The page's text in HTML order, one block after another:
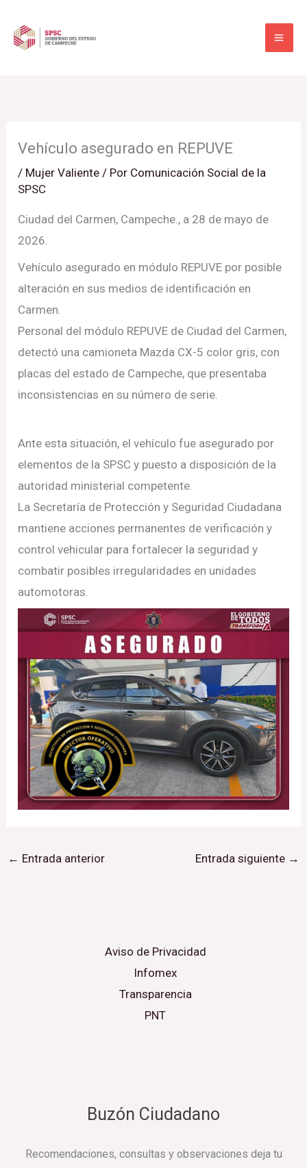
contenido
Vehículo asegurado en REPUVE
/ Mujer Valiente / Por Comunicación Social de la
SPSC
Ciudad del Carmen, Campeche., a 28 de mayo de
2026.
Vehículo asegurado en módulo REPUVE por posible
alteración en sus medios de identificación en
Carmen.
Personal del módulo REPUVE de Ciudad del Carmen,
detectó una camioneta Mazda CX-5 color gris, con
placas del estado de Campeche, que presentaba
inconsistencias en su número de serie.
Ante esta situación, el vehículo fue asegurado por
elementos de la SPSC y puesto a disposición de la
autoridad ministerial competente.
La Secretaría de Protección y Seguridad Ciudadana
mantiene acciones permanentes de verificación y
control vehicular para fortalecer la seguridad y
combatir posibles irregularidades en unidades
automotoras.
← Entrada anterior Entrada siguiente →
Aviso de Privacidad
Infomex
Transparencia
PNT
Buzón Ciudadano
Recomendaciones, consultas y observaciones deja tu